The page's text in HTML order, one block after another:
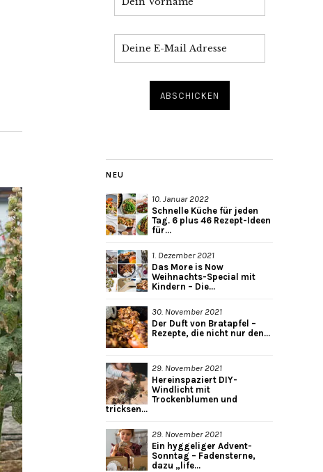
NEU
10. Januar 2022
Schnelle Küche für jeden
Tag. 6 plus 46 Rezept-Ideen
für...
1. Dezember 2021
Das More is Now
Weihnachts-Special mit
Kindern – Die...
30. November 2021
Der Duft von Bratapfel –
Rezepte, die nicht nur den...
29. November 2021
Hereinspaziert DIY-
Windlicht mit
Trockenblumen und
tricksen...
29. November 2021
Ein hyggeliger Advent-
Sonntag – Fadensterne,
dazu „life...